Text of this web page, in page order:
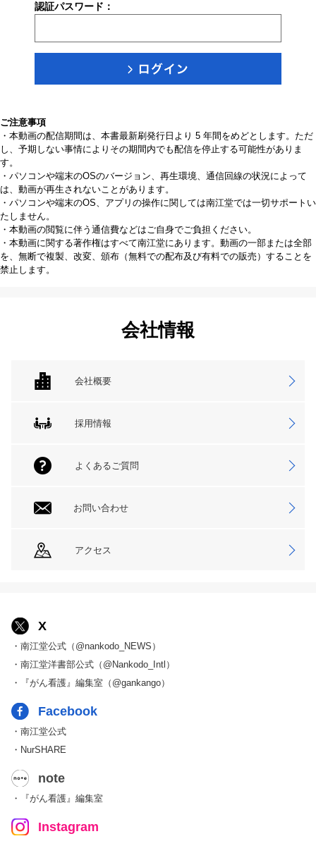
認証パスワード：
ご注意事項
・本動画の配信期間は、本書最新刷発行日より 5 年間をめどとします。ただ
し、予期しない事情によりその期間内でも配信を停止する可能性がありま
す。
・パソコンや端末のOSのバージョン、再生環境、通信回線の状況によって
は、動画が再生されないことがあります。
・パソコンや端末のOS、アプリの操作に関しては南江堂では一切サポートい
たしません。
・本動画の閲覧に伴う通信費などはご自身でご負担ください。
・本動画に関する著作権はすべて南江堂にあります。動画の一部または全部
を、無断で複製、改変、頒布（無料での配布及び有料での販売）することを
禁止します。
会社情報
会社概要
採用情報
よくあるご質問
お問い合わせ
アクセス
X
・南江堂公式（@nankodo_NEWS）
・南江堂洋書部公式（@Nankodo_Intl）
・『がん看護』編集室（@gankango）
Facebook
・南江堂公式
・NurSHARE
note
・『がん看護』編集室
Instagram